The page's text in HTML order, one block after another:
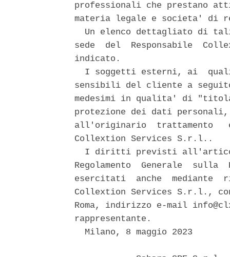
professionali che prestano
materia legale e societa' di
Un elenco dettagliato di
sede  del  Responsabile
indicato.
I soggetti esterni, ai
sensibili del cliente a
medesimi in qualita' di
protezione dei dati personali,
all'originario  trattamento
Collextion Services S.r.l..
I diritti previsti
Regolamento  Generale
esercitati  anche  mediante
Collextion Services S.r.l.,
Roma, indirizzo e-mail
rappresentante.
  Milano, 8 maggio 2023